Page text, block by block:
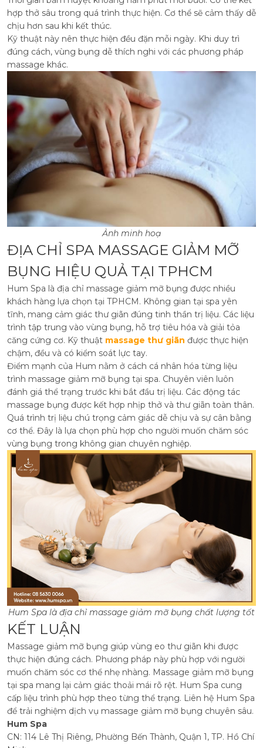
hợp thở sâu trong quá trình thực hiện. Cơ thể sẽ cảm thấy dễ
chịu hơn sau khi kết thúc.
Kỹ thuật này nên thực hiện đều đặn mỗi ngày. Khi duy trì
đúng cách, vùng bụng dễ thích nghi với các phương pháp
massage khác.
Ảnh minh hoạ
ĐỊA CHỈ SPA MASSAGE GIẢM MỠ
BỤNG HIỆU QUẢ TẠI TPHCM
Hum Spa là địa chỉ massage giảm mỡ bụng được nhiều
khách hàng lựa chọn tại TPHCM. Không gian tại spa yên
tĩnh, mang cảm giác thư giãn đúng tinh thần trị liệu. Các liệu
trình tập trung vào vùng bụng, hỗ trợ tiêu hóa và giải tỏa
căng cứng cơ. Kỹ thuật massage thư giãn được thực hiện
chậm, đều và có kiểm soát lực tay.
Điểm mạnh của Hum nằm ở cách cá nhân hóa từng liệu
trình massage giảm mỡ bụng tại spa. Chuyên viên luôn
đánh giá thể trạng trước khi bắt đầu trị liệu. Các động tác
massage bụng được kết hợp nhịp thở và thư giãn toàn thân.
Quá trình trị liệu chú trọng cảm giác dễ chịu và sự cân bằng
cơ thể. Đây là lựa chọn phù hợp cho người muốn chăm sóc
vùng bụng trong không gian chuyên nghiệp.
Hum Spa là địa chỉ massage giảm mỡ bụng chất lượng tốt
KẾT LUẬN
Massage giảm mỡ bụng giúp vùng eo thư giãn khi được
thực hiện đúng cách. Phương pháp này phù hợp với người
muốn chăm sóc cơ thể nhẹ nhàng. Massage giảm mỡ bụng
tại spa mang lại cảm giác thoải mái rõ rệt. Hum Spa cung
cấp liệu trình phù hợp theo từng thể trạng. Liên hệ Hum Spa
để trải nghiệm dịch vụ massage giảm mỡ bụng chuyên sâu.
Hum Spa
CN: 114 Lê Thị Riêng, Phường Bến Thành, Quận 1, TP. Hồ Chí